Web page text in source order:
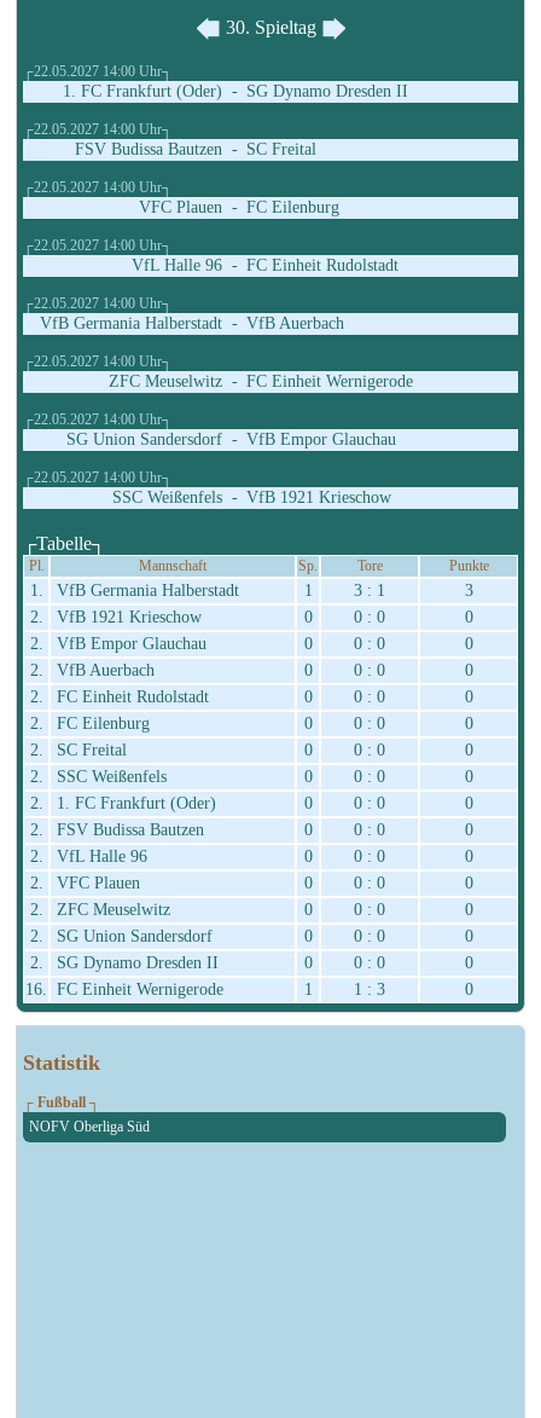
Statistik
┌ Fußball ┐
NOFV Oberliga Süd
30. Spieltag
┌22.05.2027 14:00 Uhr┐
1. FC Frankfurt (Oder) - SG Dynamo Dresden II
┌22.05.2027 14:00 Uhr┐
FSV Budissa Bautzen - SC Freital
┌22.05.2027 14:00 Uhr┐
VFC Plauen - FC Eilenburg
┌22.05.2027 14:00 Uhr┐
VfL Halle 96 - FC Einheit Rudolstadt
┌22.05.2027 14:00 Uhr┐
VfB Germania Halberstadt - VfB Auerbach
┌22.05.2027 14:00 Uhr┐
ZFC Meuselwitz - FC Einheit Wernigerode
┌22.05.2027 14:00 Uhr┐
SG Union Sandersdorf - VfB Empor Glauchau
┌22.05.2027 14:00 Uhr┐
SSC Weißenfels - VfB 1921 Krieschow
┌Tabelle┐
Pl. Mannschaft Sp. Tore Punkte
1. VfB Germania Halberstadt 1 3 : 1
3
2.
VfB 1921 Krieschow 0 0 : 0
0
2.
VfB Empor Glauchau 0 0 : 0
0
2.
VfB Auerbach 0 0 : 0
0
2.
FC Einheit Rudolstadt 0 0 : 0
0
2.
FC Eilenburg 0 0 : 0
0
2.
SC Freital 0 0 : 0
0
2.
SSC Weißenfels 0 0 : 0
0
2.
1. FC Frankfurt (Oder) 0 0 : 0
0
2.
FSV Budissa Bautzen 0 0 : 0
0
2.
VfL Halle 96 0 0 : 0
0
2.
VFC Plauen 0 0 : 0
0
2.
ZFC Meuselwitz 0 0 : 0
0
2.
SG Union Sandersdorf 0 0 : 0
0
2.
SG Dynamo Dresden II 0 0 : 0
0
16. FC Einheit Wernigerode 1 1 : 3 0